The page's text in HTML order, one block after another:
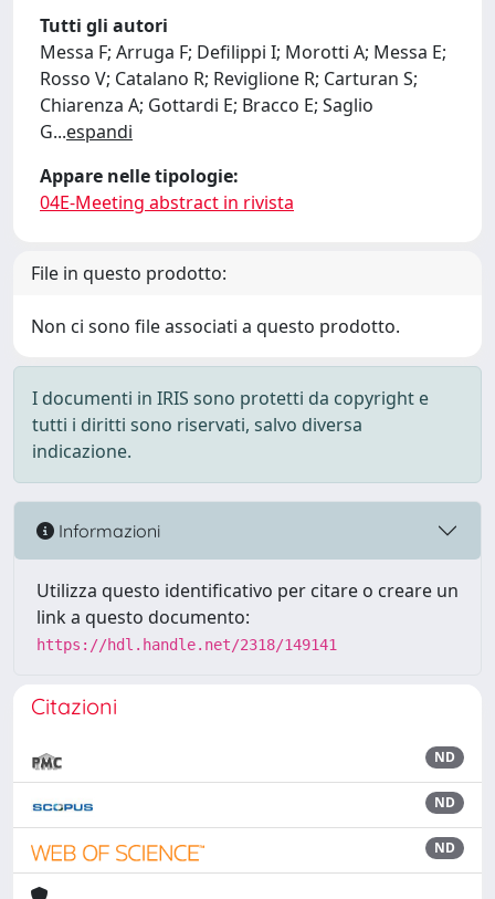
Tutti gli autori
Messa F; Arruga F; Defilippi I; Morotti A; Messa E;
Rosso V; Catalano R; Reviglione R; Carturan S;
Chiarenza A; Gottardi E; Bracco E; Saglio
G...espandi
Appare nelle tipologie:
04E-Meeting abstract in rivista
File in questo prodotto:
Non ci sono file associati a questo prodotto.
I documenti in IRIS sono protetti da copyright e
tutti i diritti sono riservati, salvo diversa
indicazione.
Informazioni
Utilizza questo identificativo per citare o creare un
link a questo documento:
https://hdl.handle.net/2318/149141
Citazioni
ND
ND
ND